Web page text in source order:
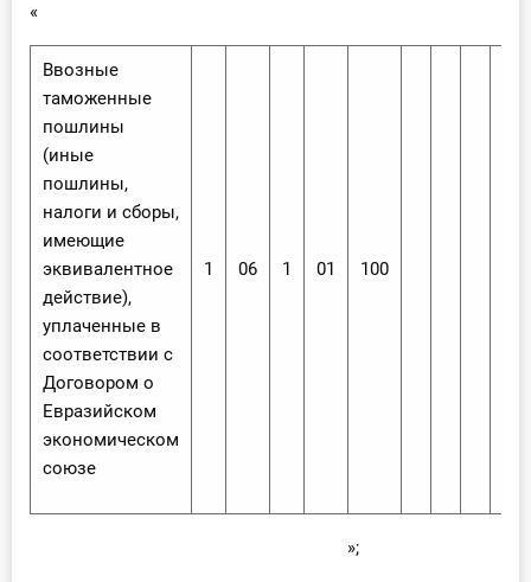
«
Ввозные
таможенные
пошлины
(иные
пошлины,
налоги и сборы,
имеющие
эквивалентное
действие),
уплаченные в
соответствии с
Договором о
Евразийском
экономическом
союзе
1 06 1 01 100
»;